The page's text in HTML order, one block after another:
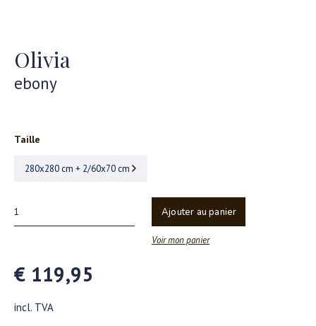
Olivia
ebony
Taille
280x280 cm + 2/60x70 cm
Ajouter au panier
Voir mon panier
€ 119,95
incl. TVA